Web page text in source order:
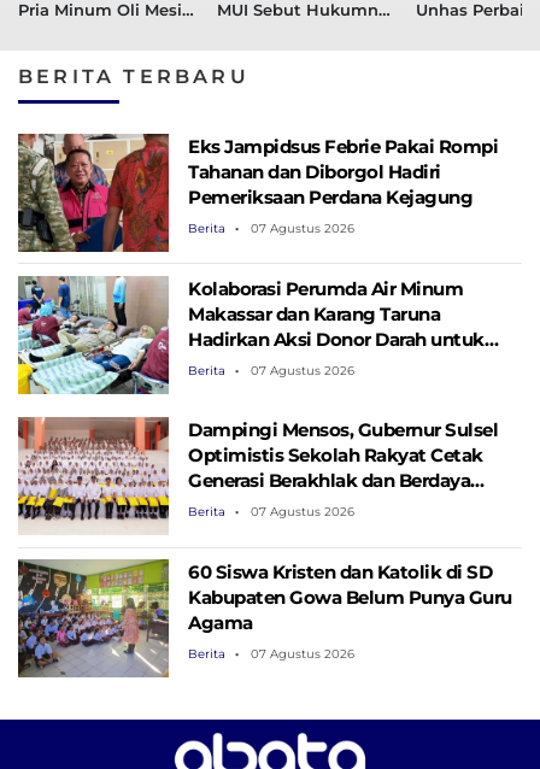
Pria Minum Oli Mesin
MUI Sebut Hukumnya
Unhas
BERITA TERBARU
Eks Jampidsus Febrie Pakai Rompi
Tahanan dan Diborgol Hadiri
Pemeriksaan Perdana Kejagung
Berita 07 Agustus 2026
Kolaborasi Perumda Air Minum
Makassar dan Karang Taruna
Hadirkan Aksi Donor Darah untuk
Kemanusiaan
Berita 07 Agustus 2026
Dampingi Mensos, Gubernur Sulsel
Optimistis Sekolah Rakyat Cetak
Generasi Berakhlak dan Berdaya
Saing
Berita 07 Agustus 2026
60 Siswa Kristen dan Katolik di SD
Kabupaten Gowa Belum Punya Guru
Agama
Berita 07 Agustus 2026